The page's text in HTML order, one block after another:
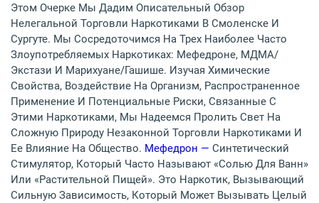
Этом Очерке Мы Дадим Описательный Обзор
Нелегальной Торговли Наркотиками В Смоленске И
Сургуте. Мы Сосредоточимся На Трех Наиболее Часто
Злоупотребляемых Наркотиках: Мефедроне, МДМА/
Экстази И Марихуане/гашише. Изучая Химические
Свойства, Воздействие На Организм, Распространенное
Применение И Потенциальные Риски, Связанные С
Этими Наркотиками, Мы Надеемся Пролить Свет На
Сложную Природу Незаконной Торговли Наркотиками И
Ее Влияние На Общество. Мефедрон — Синтетический
Стимулятор, Который Часто Называют «солью Для Ванн»
Или «растительной Пищей». Это Наркотик, Вызывающий
Сильную Зависимость, Который Может Вызывать Целый